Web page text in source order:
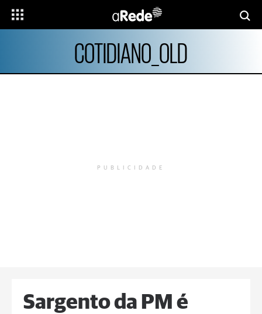
COTIDIANO_OLD
PUBLICIDADE
Sargento da PM é